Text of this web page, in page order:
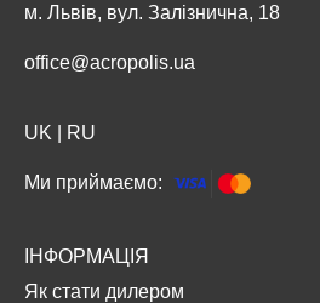
м. Львів, вул. Залізнична, 18
office@acropolis.ua
UK RU
Ми приймаємо:
ІНФОРМАЦІЯ
Як стати дилером